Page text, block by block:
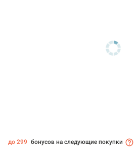
до 299 бонусов на следующие покупки